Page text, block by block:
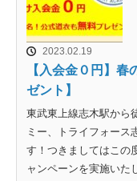
2023.02.19
【入会金０円】
ゼント】
東武東上線志木駅から
ミー、トライフォース
す！つきましてはこの
ャンペーンを実施いた